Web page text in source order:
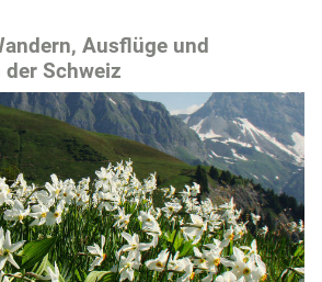
Ausflüge und
Schweiz